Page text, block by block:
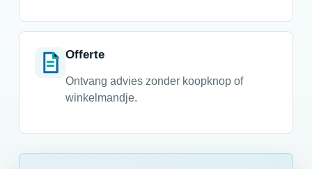
Offerte
Ontvang advies zonder koopknop of
winkelmandje.